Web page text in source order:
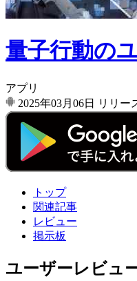
量子行動の
アプリ
2025年03月06日
リリー
トップ
関連記事
レビュー
掲示板
ユーザーレビュ